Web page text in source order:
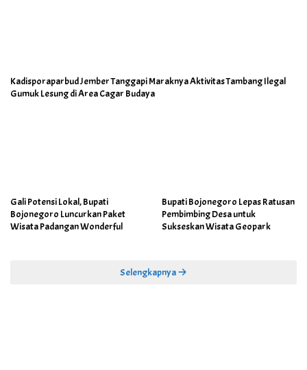
Kadisporaparbud Jember Tanggapi Maraknya Aktivitas Tambang Ilegal
Gumuk Lesung di Area Cagar Budaya
Gali Potensi Lokal, Bupati
Bojonegoro Luncurkan Paket
Wisata Padangan Wonderful
Bupati Bojonegoro Lepas Ratusan
Pembimbing Desa untuk
Sukseskan Wisata Geopark
Selengkapnya